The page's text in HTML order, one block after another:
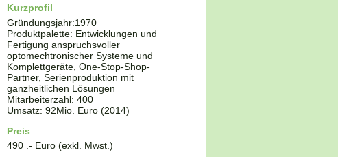
Kurzprofil
Gründungsjahr:1970
Produktpalette: Entwicklungen und
Fertigung anspruchsvoller
optomechtronischer Systeme und
Komplettgeräte, One-Stop-Shop-
Partner, Serienproduktion mit
ganzheitlichen Lösungen
Mitarbeiterzahl: 400
Umsatz: 92Mio. Euro (2014)
Preis
490 .- Euro (exkl. Mwst.)